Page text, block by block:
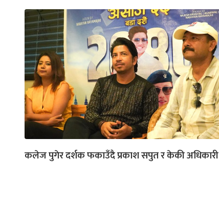
कलेज पुगेर दर्शक फकाउँदै प्रकाश सपुत र केकी अधिकारी